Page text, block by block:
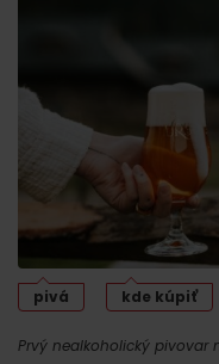
pivá kde kúpiť
Prvý nealkoholický pivovar